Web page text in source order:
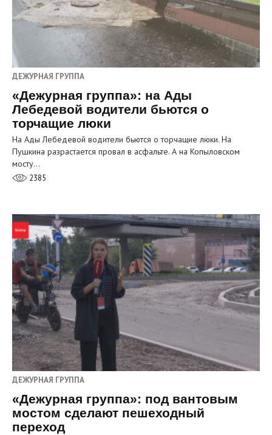
ДЕЖУРНАЯ ГРУППА
«Дежурная группа»: на Ады
Лебедевой водители бьются о
торчащие люки
На Ады Лебедевой водители бьются о торчащие люки. На
Пушкина разрастается провал в асфальте. А на Копыловском
мосту…
2385
ДЕЖУРНАЯ ГРУППА
«Дежурная группа»: под вантовым
мостом сделают пешеходный
переход